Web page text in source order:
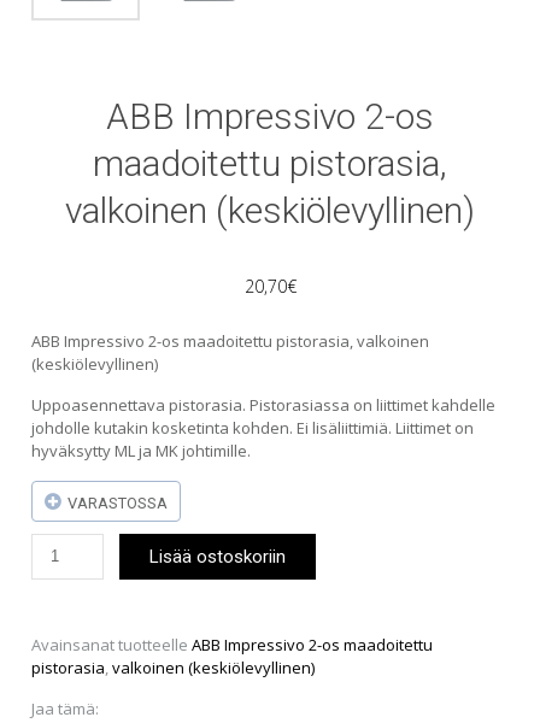
ABB Impressivo 2-os
maadoitettu pistorasia,
valkoinen (keskiölevyllinen)
20,70€
ABB Impressivo 2-os maadoitettu pistorasia, valkoinen
(keskiölevyllinen)
Uppoasennettava pistorasia. Pistorasiassa on liittimet kahdelle
johdolle kutakin kosketinta kohden. Ei lisäliittimiä. Liittimet on
hyväksytty ML ja MK johtimille.
VARASTOSSA
Impressivo
maadoitettu
pistorasia,
valkoinen
(keskiölevyllinen)
Lisää ostoskoriin
Avainsanat tuotteelleABB Impressivo 2-os maadoitettu
pistorasia,valkoinen (keskiölevyllinen)
Jaa tämä: